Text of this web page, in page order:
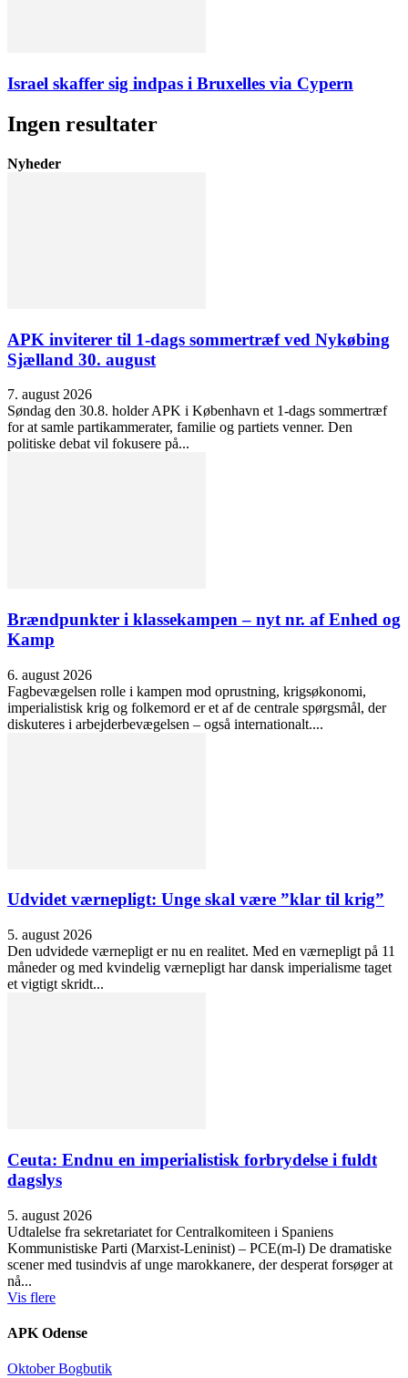
Israel skaffer sig indpas i Bruxelles via Cypern
Ingen resultater
Nyheder
APK inviterer til 1-dags sommertræf ved Nykøbing
Sjælland 30. august
7. august 2026
Søndag den 30.8. holder APK i København et 1-dags sommertræf
for at samle partikammerater, familie og partiets venner. Den
politiske debat vil fokusere på...
Brændpunkter i klassekampen – nyt nr. af Enhed og
Kamp
6. august 2026
Fagbevægelsen rolle i kampen mod oprustning, krigsøkonomi,
imperialistisk krig og folkemord er et af de centrale spørgsmål, der
diskuteres i arbejderbevægelsen – også internationalt....
Udvidet værnepligt: Unge skal være ”klar til krig”
5. august 2026
Den udvidede værnepligt er nu en realitet. Med en værnepligt på 11
måneder og med kvindelig værnepligt har dansk imperialisme taget
et vigtigt skridt...
Ceuta: Endnu en imperialistisk forbrydelse i fuldt
dagslys
5. august 2026
Udtalelse fra sekretariatet for Centralkomiteen i Spaniens
Kommunistiske Parti (Marxist-Leninist) – PCE(m-l) De dramatiske
scener med tusindvis af unge marokkanere, der desperat forsøger at
nå...
Vis flere
APK Odense
Oktober Bogbutik